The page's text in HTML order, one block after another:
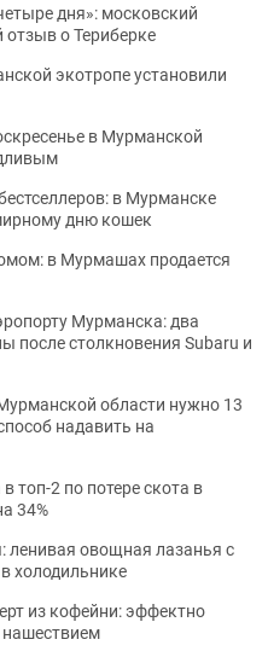
дня»: московский
о Териберке
экотропе установили
в Мурманской
в Мурманске
дню кошек
в Мурмашах продается
Мурманска: два
после столкновения Subaru и
области нужно 13
надавить на
топ-2 по потере скота в
34%
ленивая овощная лазанья с
холодильнике
из кофейни: эффектно